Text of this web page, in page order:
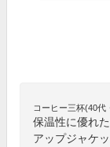
コーヒー三杯(40代
保温性に優れ
アップジャケ